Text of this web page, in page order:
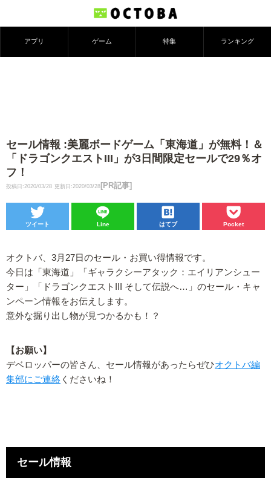
アプリ ゲーム 特集 ランキング
セール情報 :美麗ボードゲーム「東海道」が無料！＆
「ドラゴンクエストIII」が3日間限定セールで29％オ
フ！
投稿日:2020/03/28 更新日:2020/03/28 [PR記事]
ツイート Line はてブ Pocket
オクトバ、3月27日のセール・お買い得情報です。
今日は「東海道」「ギャラクシーアタック：エイリアンシュー
ター」「ドラゴンクエストIII そして伝説へ…」のセール・キャ
ンペーン情報をお伝えします。
意外な掘り出し物が見つかるかも！？
【お願い】
デベロッパーの皆さん、セール情報があったらぜひオクトバ編
集部にご連絡 くださいね！
セール情報